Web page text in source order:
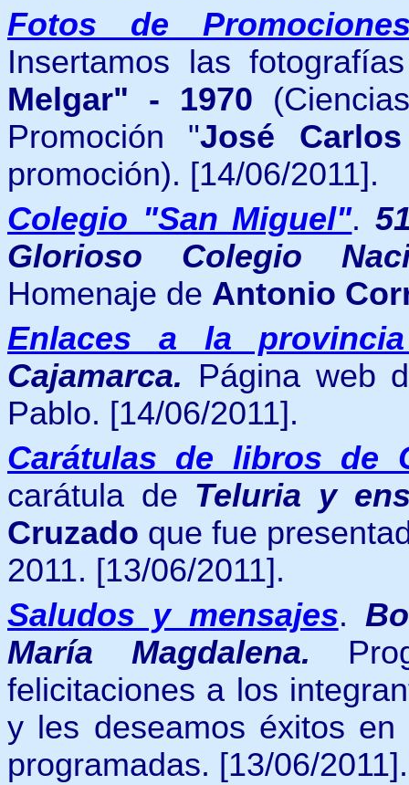
Fotos de
Insertamos las
Melgar" - 1970
Promoción "José
promoción). [14/06/2011].
Colegio "San Miguel".
Glorioso Colegio
Homenaje de Antonio
Enlaces a la
Cajamarca. Página web
Pablo. [14/06/2011].
Carátulas de libros de
carátula de Teluria y
Cruzado que fue
2011. [13/06/2011].
Saludos y mensajes.
María Magdalena.
felicitaciones a los
y les deseamos éxitos
programadas. [13/06/2011].